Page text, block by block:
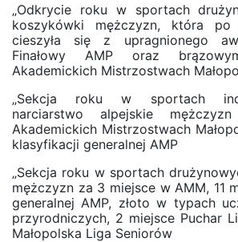
„Odkrycie roku w sportach
koszykówki mężczyzn, która po
cieszyła się z upragnionego
Finałowy AMP oraz
Akademickich Mistrzostwach
„Sekcja roku w sportach
narciarstwo alpejskie
Akademickich Mistrzostwach
klasyfikacji generalnej AMP
„Sekcja roku w sportach
mężczyzn za 3 miejsce w AMM, 11
generalnej AMP, złoto w typach
przyrodniczych, 2 miejsce Puchar
Małopolska Liga Seniorów